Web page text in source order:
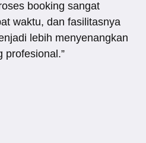
booking sangat
waktu, dan fasilitasnya
lebih menyenangkan
profesional.”